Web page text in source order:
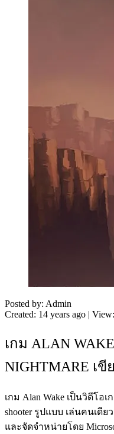
Posted by: Admin
Created: 14 years ago |
เกม ALAN
NIGHTMARE เ
เกม Alan Wake เป็นวิดีโอเ
shooter รูปแบบ เล่นคนเดีย
และจัดจำหน่ายโดย